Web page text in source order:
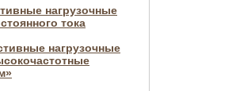
нагрузочные
тока
нагрузочные